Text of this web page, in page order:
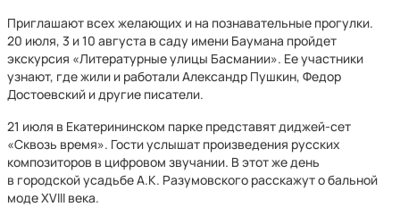
Приглашают всех желающих и на познавательные прогулки.
20 июля, 3 и 10 августа в саду имени Баумана пройдет
экскурсия «Литературные улицы Басмании». Ее участники
узнают, где жили и работали Александр Пушкин, Федор
Достоевский и другие писатели.
21 июля в Екатерининском парке представят диджей-сет
«Сквозь время». Гости услышат произведения русских
композиторов в цифровом звучании. В этот же день
в городской усадьбе А.К. Разумовского расскажут о бальной
моде XVIII века.